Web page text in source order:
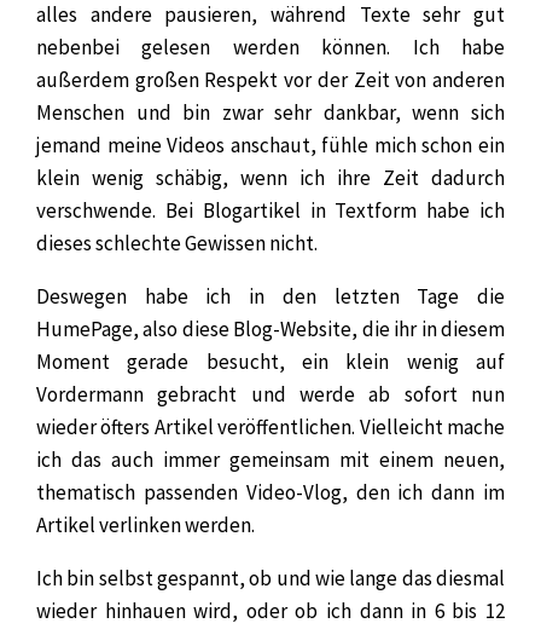
alles andere pausieren, während Texte sehr gut
nebenbei gelesen werden können. Ich habe
außerdem großen Respekt vor der Zeit von anderen
Menschen und bin zwar sehr dankbar, wenn sich
jemand meine Videos anschaut, fühle mich schon ein
klein wenig schäbig, wenn ich ihre Zeit dadurch
verschwende. Bei Blogartikel in Textform habe ich
dieses schlechte Gewissen nicht.
Deswegen habe ich in den letzten Tage die
HumePage, also diese Blog-Website, die ihr in diesem
Moment gerade besucht, ein klein wenig auf
Vordermann gebracht und werde ab sofort nun
wieder öfters Artikel veröffentlichen. Vielleicht mache
ich das auch immer gemeinsam mit einem neuen,
thematisch passenden Video-Vlog, den ich dann im
Artikel verlinken werden.
Ich bin selbst gespannt, ob und wie lange das diesmal
wieder hinhauen wird, oder ob ich dann in 6 bis 12